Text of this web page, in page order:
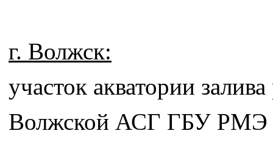
г. Волжск:
участок акватории
Волжской АСГ ГБУ РМЭ